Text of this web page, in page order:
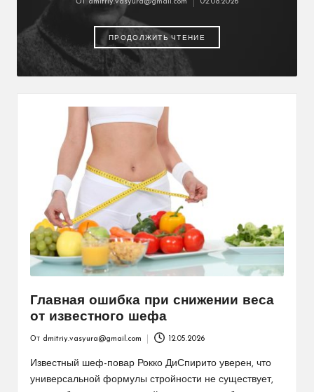
От dmitriy.vasyura@gmail.com 02.08.2026
ПРОДОЛЖИТЬ ЧТЕНИЕ
Главная ошибка при снижении веса
от известного шефа
от
От dmitriy.vasyura@gmail.com 12.05.2026
Известный шеф-повар Рокко ДиСпирито уверен, что
универсальной формулы стройности не существует,